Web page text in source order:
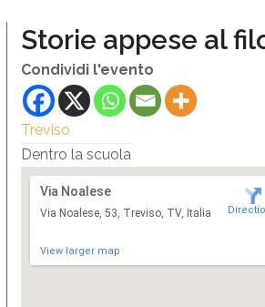
Storie appese al
Condividi l'evento
Treviso
Dentro la scuola
Via Noalese
Via Noalese, 53, Treviso, TV, Italia
View larger map